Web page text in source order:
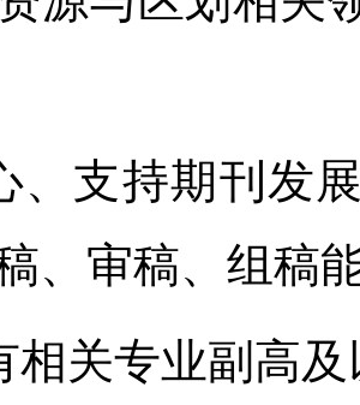
、支持期刊发
、审稿、组稿
相关专业副高